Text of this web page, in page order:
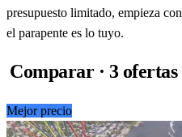
presupuesto limitado, empieza con
el parapente es lo tuyo.
Comparar · 3 ofertas
Mejor precio